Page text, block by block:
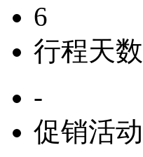
6
行程天数
-
促销活动